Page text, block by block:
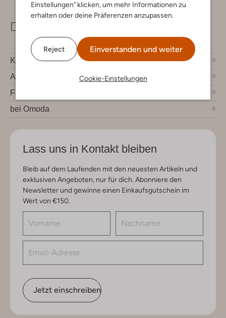
Einstellungen" klicken, um mehr Informationen zu
erhalten oder deine Präferenzen anzupassen.
Reject Einverstanden und weiter
Cookie-Einstellungen
Kundenservice
Account
Fashion News
bei Omoda
Lass uns in Kontakt bleiben
Bleib auf dem Laufenden mit den neuesten Artikeln und
exklusiven Angeboten, nur für dich. Abonniere den
Newsletter und gewinne einen Einkaufsgutschein im
Wert von €150.
Jetzt einschreiben